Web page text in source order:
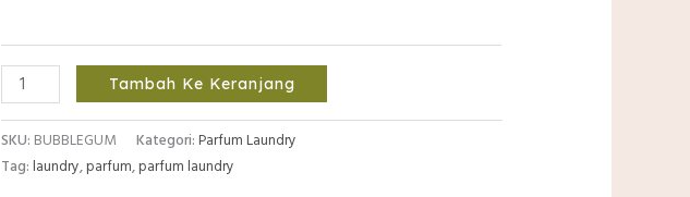
Kuantitas
❤
PARFUM
LAUNDRY
AROMA
Tambah Ke Keranjang
SKU: BUBBLEGUM Kategori:Parfum Laundry
Tag:laundry,parfum,parfum laundry